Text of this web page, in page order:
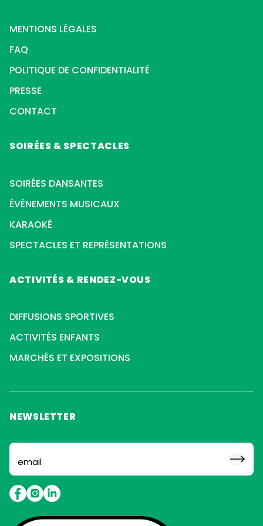
MENTIONS LÉGALES
FAQ
POLITIQUE DE CONFIDENTIALITÉ
PRESSE
CONTACT
SOIRÉES & SPECTACLES
SOIRÉES DANSANTES
ÉVÈNEMENTS MUSICAUX
KARAOKÉ
SPECTACLES ET REPRÉSENTATIONS
ACTIVITÉS & RENDEZ-VOUS
DIFFUSIONS SPORTIVES
ACTIVITÉS ENFANTS
MARCHÉS ET EXPOSITIONS
NEWSLETTER